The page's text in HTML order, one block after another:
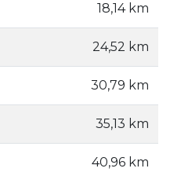
18,14 km
24,52 km
30,79 km
35,13 km
40,96 km